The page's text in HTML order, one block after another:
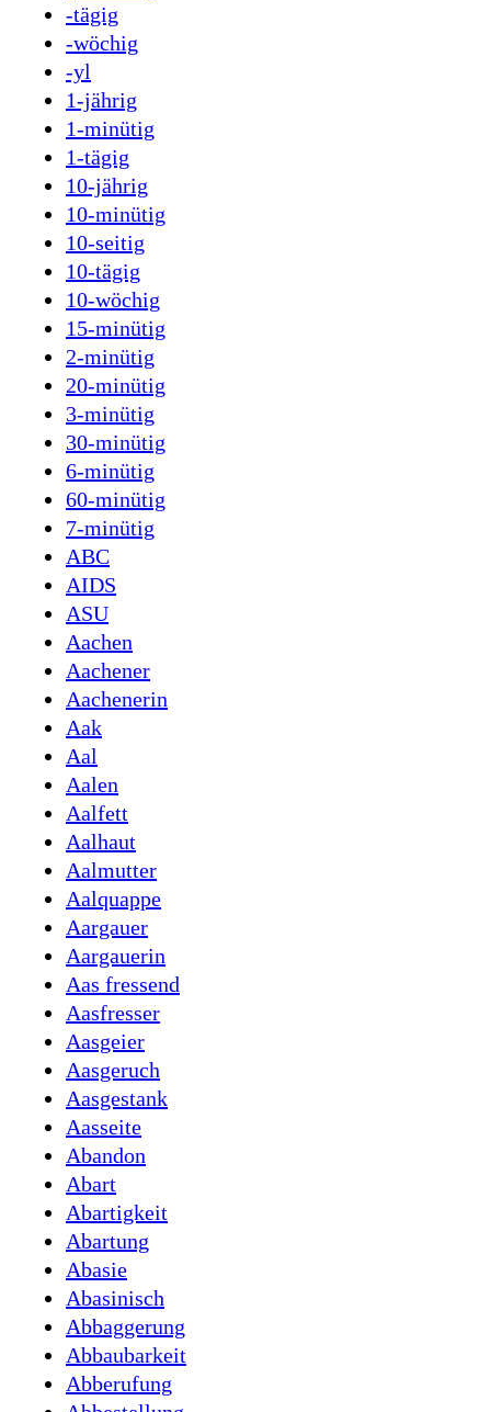
-tägig
-wöchig
-yl
1-jährig
1-minütig
1-tägig
10-jährig
10-minütig
10-seitig
10-tägig
10-wöchig
15-minütig
2-minütig
20-minütig
3-minütig
30-minütig
6-minütig
60-minütig
7-minütig
ABC
AIDS
ASU
Aachen
Aachener
Aachenerin
Aak
Aal
Aalen
Aalfett
Aalhaut
Aalmutter
Aalquappe
Aargauer
Aargauerin
Aas fressend
Aasfresser
Aasgeier
Aasgeruch
Aasgestank
Aasseite
Abandon
Abart
Abartigkeit
Abartung
Abasie
Abasinisch
Abbaggerung
Abbaubarkeit
Abberufung